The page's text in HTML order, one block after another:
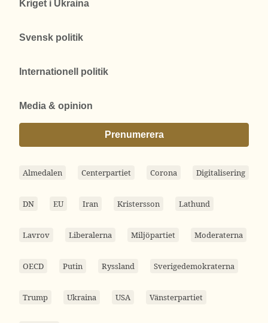
Kriget i Ukraina
Svensk politik
Internationell politik
Media & opinion
Prenumerera
Almedalen Centerpartiet Corona Digitalisering
DN EU Iran Kristersson Lathund
Lavrov Liberalerna Miljöpartiet Moderaterna
OECD Putin Ryssland Sverigedemokraterna
Trump Ukraina USA Vänsterpartiet